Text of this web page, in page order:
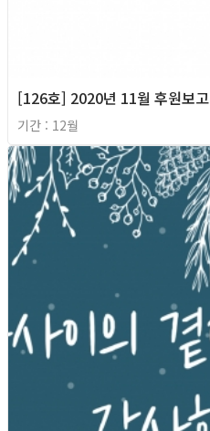
[126호] 2020년 11월 후원보고
기간 : 12월